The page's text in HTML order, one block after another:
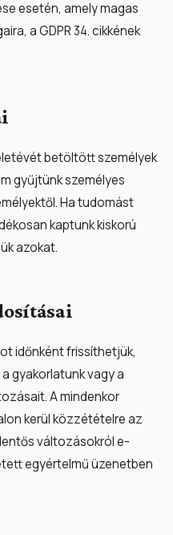
esetén, amely magas
a GDPR 34. cikkének
betöltött személyek
gyűjtünk személyes
Ha tudomást
kaptunk kiskorú
azokat.
időnként frissíthetjük,
gyakorlatunk vagy a
A mindenkor
kerül közzétételre az
változásokról e-
egyértelmű üzenetben